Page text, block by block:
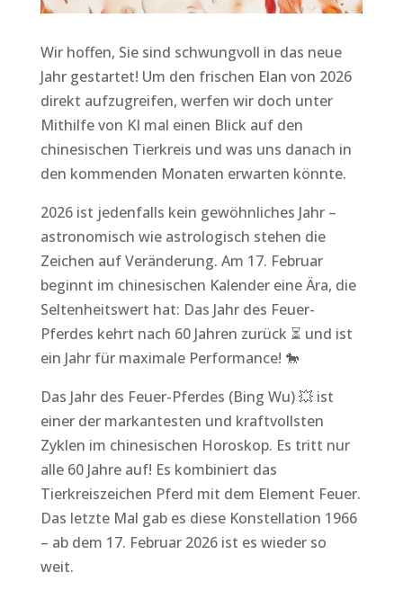
Wir hoffen, Sie sind schwungvoll in das neue
Jahr gestartet! Um den frischen Elan von 2026
direkt aufzugreifen, werfen wir doch unter
Mithilfe von KI mal einen Blick auf den
chinesischen Tierkreis und was uns danach in
den kommenden Monaten erwarten könnte.
2026 ist jedenfalls kein gewöhnliches Jahr –
astronomisch wie astrologisch stehen die
Zeichen auf Veränderung. Am 17. Februar
beginnt im chinesischen Kalender eine Ära, die
Seltenheitswert hat: Das Jahr des Feuer-
Pferdes kehrt nach 60 Jahren zurück ⏳ und ist
ein Jahr für maximale Performance! 🐎
Das Jahr des Feuer-Pferdes (Bing Wu) 💥 ist
einer der markantesten und kraftvollsten
Zyklen im chinesischen Horoskop. Es tritt nur
alle 60 Jahre auf! Es kombiniert das
Tierkreiszeichen Pferd mit dem Element Feuer.
Das letzte Mal gab es diese Konstellation 1966
– ab dem 17. Februar 2026 ist es wieder so
weit.